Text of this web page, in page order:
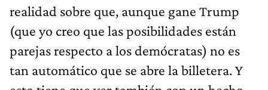
realidad sobre que, aunque gane Trump
(que yo creo que las posibilidades están
parejas respecto a los demócratas) no es
tan automático que se abre la billetera. Y